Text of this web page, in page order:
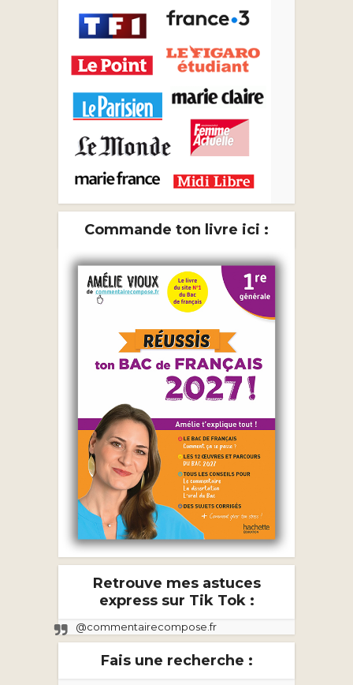
Commande ton livre ici :
Retrouve mes astuces
express sur Tik Tok :
@commentairecompose.fr
Fais une recherche :